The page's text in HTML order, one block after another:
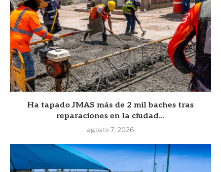
Ha tapado JMAS más de 2 mil baches tras
reparaciones en la ciudad...
agosto 7, 2026